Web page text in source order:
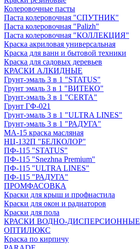
Колеровочные пасты
Паста колеровочная "СПУТНИК"
Паста колеровочная "Palizh"
Паста колеровочная "КОЛЛЕКЦИЯ"
Краска акриловая универсальная
Краска для ванн и бытовой техники
Краска для садовых деревьев
КРАСКИ АЛКИДНЫЕ
Грунт-эмаль 3 в 1 "STATUS"
Грунт эмаль 3 в 1 "ВИТЕКО"
Грунт-эмаль 3 в 1 "CERTA"
Грунт ГФ-021
Грунт-эмаль 3 в 1 "ULTRA LINES"
Грунт-эмаль 3 в 1 "РАДУГА"
МА-15 краска масляная
НЦ-132П "БЕЛКОЛОР"
ПФ-115 "STATUS"
ПФ-115 "Snezhna Premium"
ПФ-115 "ULTRA LINES"
ПФ-115 "РАДУГА"
ПРОМФАСОВКА
Краски для крыш и профнастила
Краски для окон и радиаторов
Краски для пола
КРАСКИ ВОДНО-ДИСПЕРСИОННЫЕ
ОПТИЛЮКС
Краска по кирпичу